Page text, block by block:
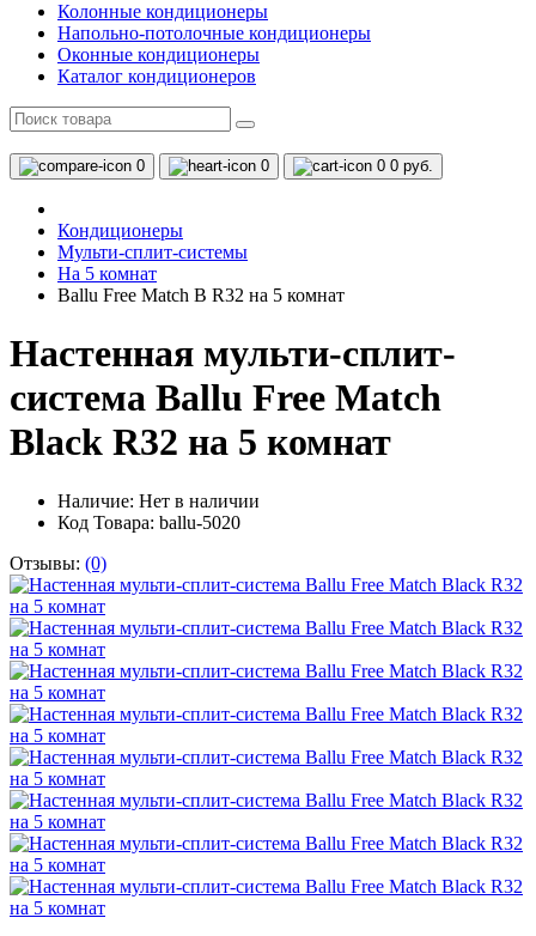
Колонные кондиционеры
Напольно-потолочные кондиционеры
Оконные кондиционеры
Каталог кондиционеров
0 0 0 0 руб.
Кондиционеры
Мульти-сплит-системы
На 5 комнат
Ballu Free Match B R32 на 5 комнат
Настенная мульти-сплит-
система Ballu Free Match
Black R32 на 5 комнат
Наличие: Нет в наличии
Код Товара: ballu-5020
Отзывы: (0)